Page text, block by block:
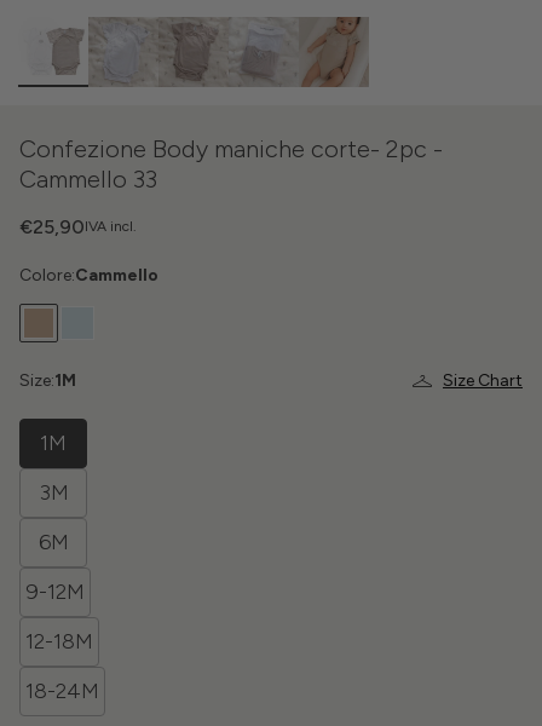
Confezione Body maniche corte- 2pc -
Cammello 33
IVA incl.
€25,90
Colore:Cammello
Size Chart
Size:1M
1M
3M
6M
9-12M
12-18M
18-24M